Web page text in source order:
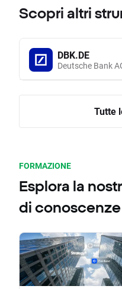
Scopri altri
DBK.DE
Deutsche Bank
Tutte
FORMAZIONE
Esplora la
di conoscenze